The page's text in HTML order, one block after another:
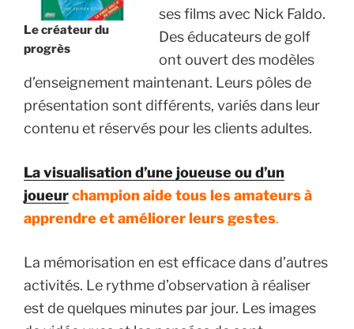
Le créateur du
progrès
ses films avec Nick Faldo.
Des éducateurs de golf
ont ouvert des modèles
d’enseignement maintenant. Leurs pôles de
présentation sont différents, variés dans leur
contenu et réservés pour les clients adultes.
La visualisation d’une joueuse ou d’un
joueurchampion aide tous les amateurs à
apprendre et améliorer leurs gestes.
La mémorisation en est efficace dans d’autres
activités. Le rythme d’observation à réaliser
est de quelques minutes par jour. Les images